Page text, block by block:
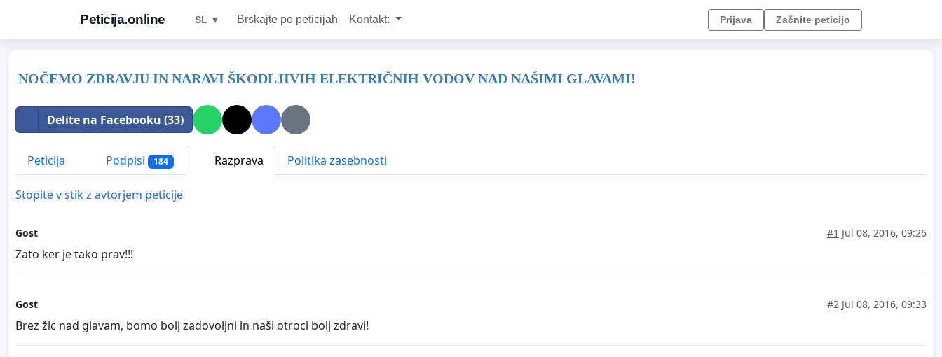
Peticija.online SL ▼ Brskajte po peticijah Kontakt: Prijava Začnite peticijo
NOČEMO ZDRAVJU IN NARAVI ŠKODLJIVIH ELEKTRIČNIH VODOV NAD NAŠIMI GLAVAMI!
Delite na Facebooku (33)
Peticija Podpisi 184 Razprava Politika zasebnosti
Stopite v stik z avtorjem peticije
Gost #1 Jul 08, 2016, 09:26
Zato ker je tako prav!!!
Gost #2 Jul 08, 2016, 09:33
Brez žic nad glavam, bomo bolj zadovoljni in naši otroci bolj zdravi!